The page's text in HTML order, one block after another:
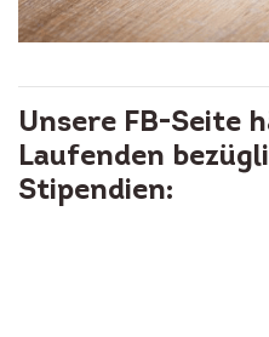
Unsere FB-Seite
Laufenden
Stipendien: